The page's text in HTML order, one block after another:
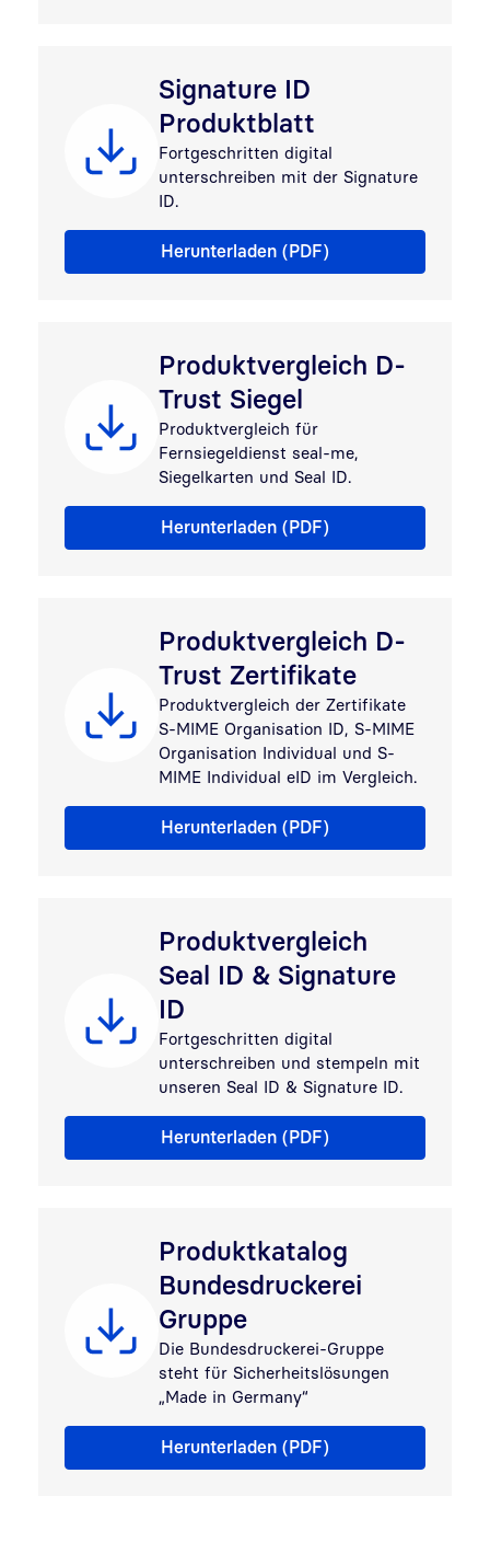
Signature ID
Produktblatt
Fortgeschritten digital
unterschreiben mit der Signature
ID.
Produktblatt Signature ID
Herunterladen (PDF)
Produktvergleich D-
Trust Siegel
Produktvergleich für
Fernsiegeldienst seal-me,
Siegelkarten und Seal ID.
Produktvergleich D-Trust Siegel
Herunterladen (PDF)
Produktvergleich D-
Trust Zertifikate
Produktvergleich der Zertifikate
S-MIME Organisation ID, S-MIME
Organisation Individual und S-
MIME Individual eID im Vergleich.
Produktvergleich D-Trust Zertifikate
Herunterladen (PDF)
Produktvergleich
Seal ID & Signature
ID
Fortgeschritten digital
unterschreiben und stempeln mit
unseren Seal ID & Signature ID.
Produktvergleich Seal ID & Signature ID
Herunterladen (PDF)
Produktkatalog
Bundesdruckerei
Gruppe
Die Bundesdruckerei-Gruppe
steht für Sicherheitslösungen
„Made in Germany“
Produktkatalog Bundesdruckerei Gruppe
Herunterladen (PDF)